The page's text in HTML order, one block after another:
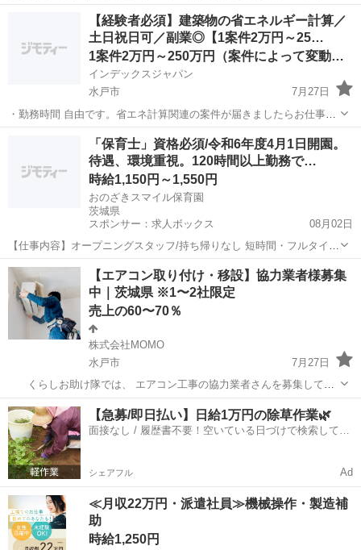
飼い主さんの「再会」を創り出す、やりがいのあるお仕事です！ 私た
ちのビジョン：技術力と飼い主さんへの寄り添いで、日本一の迷子ペ
ット探しサービスを創る！ ...
その他 スタッフ
【経験者必須】建築物の省エネルギー計算／
土日祝日可／副業◎【1案件2万円～25…
1案件2万円～250万円（案件によって変動します）
インデックスジャパン
水戸市
7月27日
・勤務時間 自由です。省エネ計算関連の案件が届きましたらお仕事を
始めてください。 ・勤務地 在宅になりますので全国対応です。 ・
報酬 1案件2万円～200万円（案件によって変動します） ...
その他 ネット
「保育士」資格必須/令和6年度4月1日開園。
待遇、環境重視。120時間以上勤務で…
時給1,150円～1,550円
おのざきスマイル保育園
茨城県
スポンサー：求人ボックス
08月02日
【仕事内容】オープニングスタッフ/持ち帰りなし 短時間・フルタイム
パート、ご相談に乗ります。ゆとりのある環境でお仕事しましょう! <
保育士スカウトについて> 「保育士スカウト」はこれまでの人材紹介
サービスとは異なり、ご登録いただく...
アルバイト・パート
【エアコン取り付け・移設】協力業者様募集
中｜茨城県 ※1〜2社限定
売上の60〜70％
株式会社MOMO
水戸市
7月27日
くらしお助け隊では、 エアコン工事の協力業者さんを募集してい
ます。 案件数に限りがあるため、 【茨城県は1〜2社限定】での募集と
なります。 【案件量について】 ・エアコン案件は通年で安定してあり
ます ...
茨城 水戸市 その他 出来高制
【急募/即日払い】日給1万円の除草作業🌿
面接なし / 履歴書不要！空いている日づけで検索して即
シェアフル Ad
≪月収22万円・派遣社員≫機械操作・製造補
助
時給1,250円